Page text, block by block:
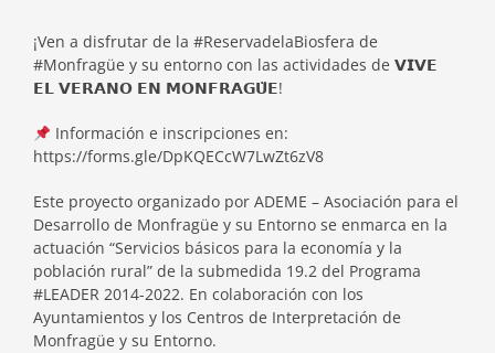
¡Ven a disfrutar de la #ReservadelaBiosfera de
#Monfragüe y su entorno con las actividades de 𝗩𝗜𝗩𝗘
𝗘𝗟 𝗩𝗘𝗥𝗔𝗡𝗢 𝗘𝗡 𝗠𝗢𝗡𝗙𝗥𝗔𝗚𝗨̈𝗘!
Información e inscripciones en:
https://forms.gle/DpKQECcW7LwZt6zV8
Este proyecto organizado por ADEME – Asociación para el
Desarrollo de Monfragüe y su Entorno se enmarca en la
actuación “Servicios básicos para la economía y la
población rural” de la submedida 19.2 del Programa
#LEADER 2014-2022. En colaboración con los
Ayuntamientos y los Centros de Interpretación de
Monfragüe y su Entorno.